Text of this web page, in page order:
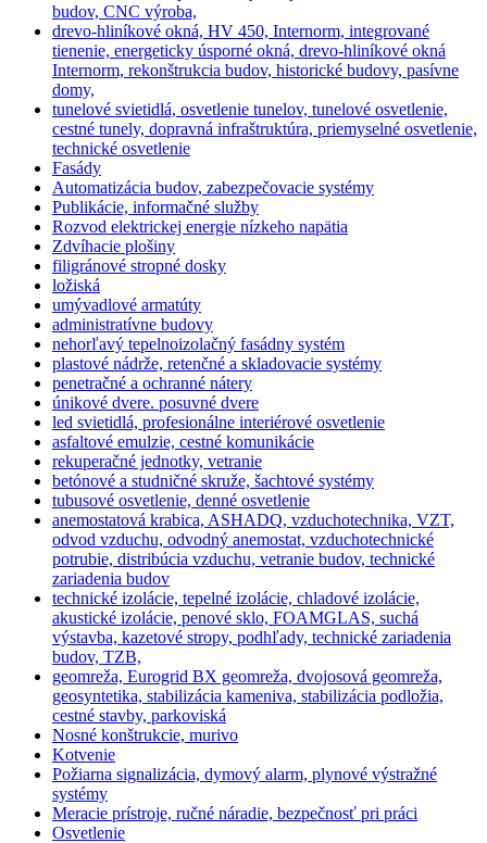
budov, CNC výroba,
drevo-hliníkové okná, HV 450, Internorm, integrované
tienenie, energeticky úsporné okná, drevo-hliníkové okná
Internorm, rekonštrukcia budov, historické budovy, pasívne
domy,
tunelové svietidlá, osvetlenie tunelov, tunelové osvetlenie,
cestné tunely, dopravná infraštruktúra, priemyselné osvetlenie,
technické osvetlenie
Fasády
Automatizácia budov, zabezpečovacie systémy
Publikácie, informačné služby
Rozvod elektrickej energie nízkeho napätia
Zdvíhacie plošiny
filigránové stropné dosky
ložiská
umývadlové armatúty
administratívne budovy
nehorľavý tepelnoizolačný fasádny systém
plastové nádrže, retenčné a skladovacie systémy
penetračné a ochranné nátery
únikové dvere. posuvné dvere
led svietidlá, profesionálne interiérové osvetlenie
asfaltové emulzie, cestné komunikácie
rekuperačné jednotky, vetranie
betónové a studničné skruže, šachtové systémy
tubusové osvetlenie, denné osvetlenie
anemostatová krabica, ASHADQ, vzduchotechnika, VZT,
odvod vzduchu, odvodný anemostat, vzduchotechnické
potrubie, distribúcia vzduchu, vetranie budov, technické
zariadenia budov
technické izolácie, tepelné izolácie, chladové izolácie,
akustické izolácie, penové sklo, FOAMGLAS, suchá
výstavba, kazetové stropy, podhľady, technické zariadenia
budov, TZB,
geomreža, Eurogrid BX geomreža, dvojosová geomreža,
geosyntetika, stabilizácia kameniva, stabilizácia podložia,
cestné stavby, parkoviská
Nosné konštrukcie, murivo
Kotvenie
Požiarna signalizácia, dymový alarm, plynové výstražné
systémy
Meracie prístroje, ručné náradie, bezpečnosť pri práci
Osvetlenie